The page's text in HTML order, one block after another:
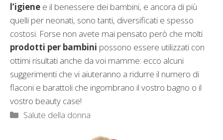
l’igiene e il benessere dei bambini, e ancora di più
quelli per neonati, sono tanti, diversificati e spesso
costosi. Forse non avete mai pensato però che molti
prodotti per bambini possono essere utilizzati con
ottimi risultati anche da voi mamme: ecco alcuni
suggerimenti che vi aiuteranno a ridurre il numero di
flaconi e barattoli che ingombrano il vostro bagno o il
vostro beauty case!
Categorie
Salute della donna